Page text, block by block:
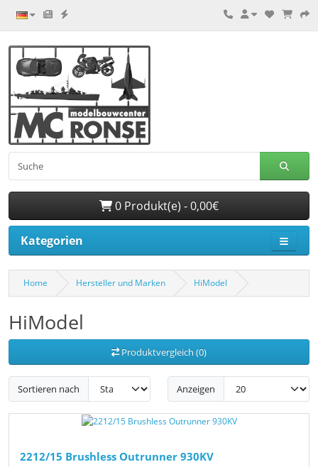
0 Produkt(e) - 0,00€
Kategorien
Home Hersteller und Marken HiModel
HiModel
Produktvergleich (0)
Sortieren nach Anzeigen
2212/15 Brushless Outrunner 930KV